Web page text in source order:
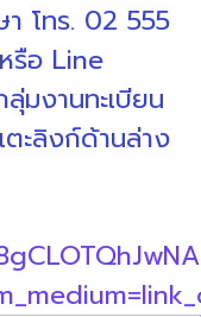
โทร. 02 555
รือ Line
งานทะเบียน
ะลิงก์ด้านล่าง